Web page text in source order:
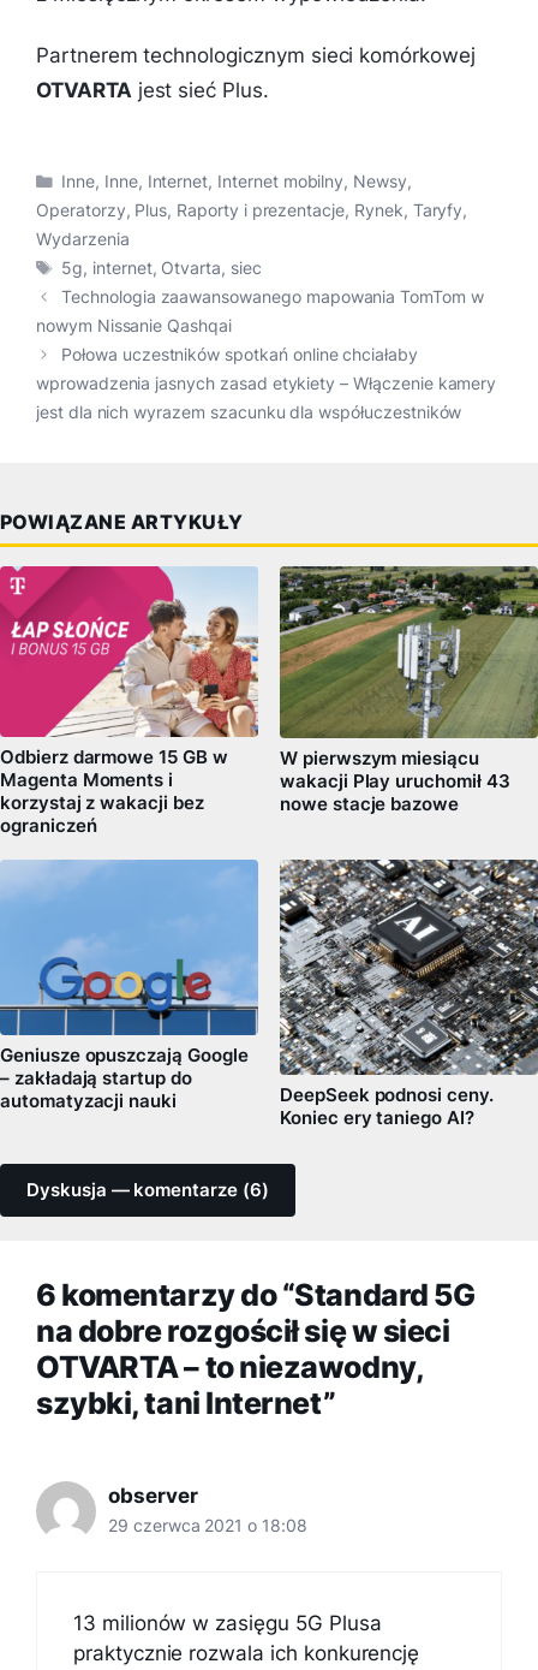
Partnerem technologicznym sieci komórkowej
OTVARTA jest sieć Plus.
Kategorie
Inne, Inne, Internet, Internet mobilny, Newsy,
Operatorzy, Plus, Raporty i prezentacje, Rynek, Taryfy,
Wydarzenia
Tagi
5g, internet, Otvarta, siec
Technologia zaawansowanego mapowania TomTom w
nowym Nissanie Qashqai
Połowa uczestników spotkań online chciałaby
wprowadzenia jasnych zasad etykiety – Włączenie kamery
jest dla nich wyrazem szacunku dla współuczestników
POWIĄZANE ARTYKUŁY
Odbierz darmowe 15 GB w
Magenta Moments i
korzystaj z wakacji bez
ograniczeń
W pierwszym miesiącu
wakacji Play uruchomił 43
nowe stacje bazowe
Geniusze opuszczają Google
– zakładają startup do
automatyzacji nauki
DeepSeek podnosi ceny.
Koniec ery taniego AI?
Dyskusja — komentarze (6)
6 komentarzy do “Standard 5G
na dobre rozgościł się w sieci
OTVARTA – to niezawodny,
szybki, tani Internet”
observer
29 czerwca 2021 o 18:08
13 milionów w zasięgu 5G Plusa
praktycznie rozwala ich konkurencję